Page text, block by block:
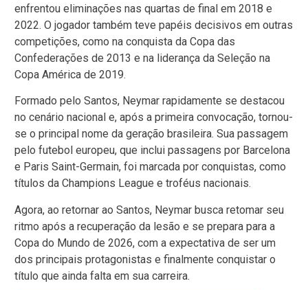
enfrentou eliminações nas quartas de final em 2018 e
2022. O jogador também teve papéis decisivos em outras
competições, como na conquista da Copa das
Confederações de 2013 e na liderança da Seleção na
Copa América de 2019.
Formado pelo Santos, Neymar rapidamente se destacou
no cenário nacional e, após a primeira convocação, tornou-
se o principal nome da geração brasileira. Sua passagem
pelo futebol europeu, que inclui passagens por Barcelona
e Paris Saint-Germain, foi marcada por conquistas, como
títulos da Champions League e troféus nacionais.
Agora, ao retornar ao Santos, Neymar busca retomar seu
ritmo após a recuperação da lesão e se prepara para a
Copa do Mundo de 2026, com a expectativa de ser um
dos principais protagonistas e finalmente conquistar o
título que ainda falta em sua carreira.